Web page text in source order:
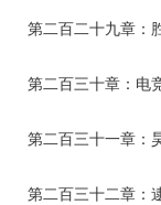
第二百二十九章：
第二百三十章：电
第二百三十一章：
第二百三十二章：